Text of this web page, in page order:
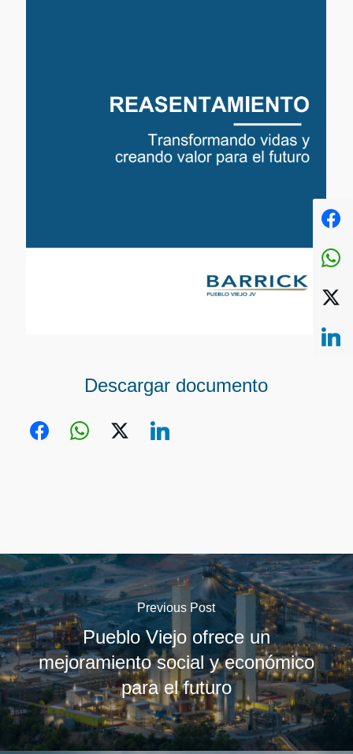
Descargar documento
Previous Post
Pueblo Viejo ofrece un
mejoramiento social y económico
para el futuro